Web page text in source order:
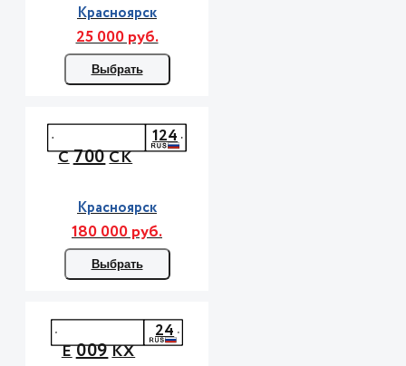
Красноярск
25 000 руб.
Выбрать
С700СК
124
Красноярск
180 000 руб.
Выбрать
Е009КХ
24